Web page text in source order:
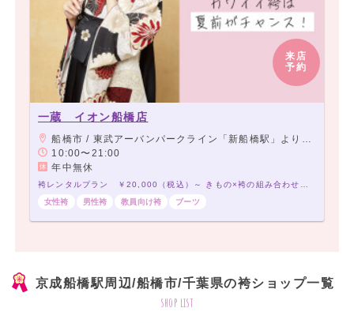
来店
予約
一蔵 イオン船橋店
船橋市 / 東武アーバンパークライン「新船橋駅」より徒歩4分
10:00〜21:00
年中無休
女性袴
男性袴 教員向け袴 ブーツ
京成船橋駅周辺/船橋市/千葉県の袴ショップ一覧
shop list